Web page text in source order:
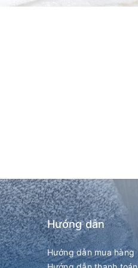
Hướng dẫn
Hướng dẫn mua hàng